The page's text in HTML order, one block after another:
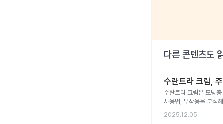
다른 콘텐츠도
수란트라 크림,
수란트라 크림은 모낭
사용법, 부작용을 분석
2025.12.05